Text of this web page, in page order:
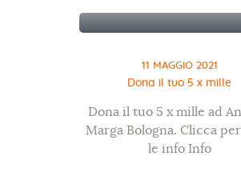
11 MAGGIO 2021
Dona il tuo 5 x mille
Dona il tuo 5 x mille ad
Marga Bologna. Clicca
le info Info